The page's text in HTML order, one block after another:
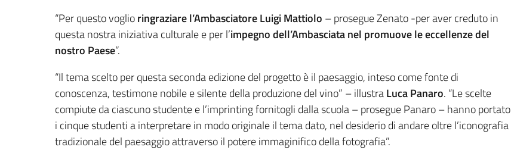
“Per questo voglioringraziare l’Ambasciatore Luigi Mattiolo – prosegue Zenato -per aver creduto in
questa nostra iniziativa culturale e per l’impegno dell’Ambasciata nel promuove le eccellenze del
nostro Paese”.
“Il tema scelto per questa seconda edizione del progetto è il paesaggio, inteso come fonte di
conoscenza, testimone nobile e silente della produzione del vino” – illustraLuca Panaro. “Le scelte
compiute da ciascuno studente e l’imprinting fornitogli dalla scuola – prosegue Panaro – hanno portato
i cinque studenti a interpretare in modo originale il tema dato, nel desiderio di andare oltre l’iconografia
tradizionale del paesaggio attraverso il potere immaginifico della fotografia”.